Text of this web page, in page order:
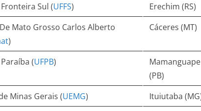
Sul (UFFS) Erechim (RS)
Mato Grosso Carlos Alberto
)
Cáceres (MT)
(UFPB)
Mamanguape
(PB)
Minas Gerais (UEMG) Ituiutaba